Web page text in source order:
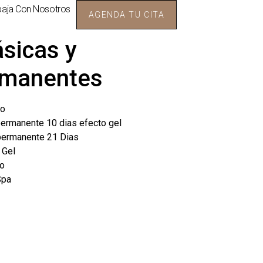
Con Nosotros AGENDA TU CITA
y
10 dias efecto gel
21 Dias